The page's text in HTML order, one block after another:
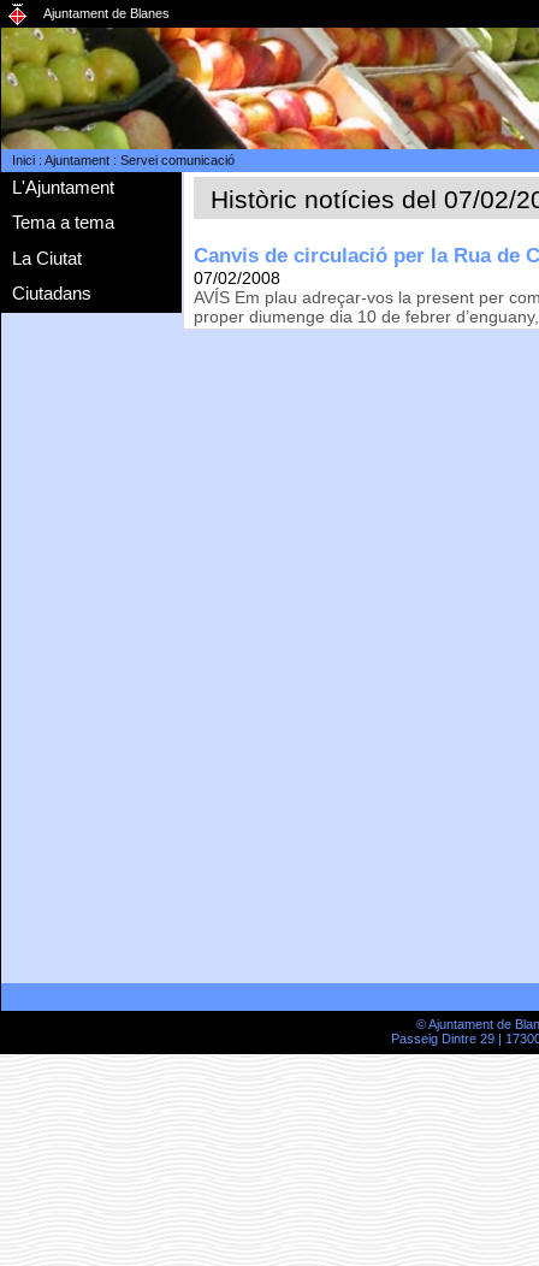
Ajuntament de Blanes
Inici: Ajuntament: Servei comunicació
L'Ajuntament
Tema a tema
La Ciutat
Ciutadans
Històric notícies del 07/02/
Canvis de circulació per la Rua de
07/02/2008
AVÍS Em plau adreçar-vos la present per
proper diumenge dia 10 de febrer
© Ajuntament de
Passeig Dintre 29 |